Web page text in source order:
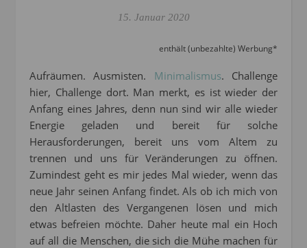
15. Januar 2020
enthält (unbezahlte) Werbung*
Aufräumen. Ausmisten. Minimalismus. Challenge
hier, Challenge dort. Man merkt, es ist wieder der
Anfang eines Jahres, denn nun sind wir alle wieder
Energie geladen und bereit für solche
Herausforderungen, bereit uns vom Altem zu
trennen und uns für Veränderungen zu öffnen.
Zumindest geht es mir jedes Mal wieder, wenn das
neue Jahr seinen Anfang findet. Als ob ich mich von
den Altlasten des Vergangenen lösen und mich
etwas befreien möchte. Daher heute mal ein Hoch
auf all die Menschen, die sich die Mühe machen für